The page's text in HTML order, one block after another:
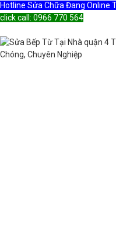
Hotline Sửa Chữa Đang Online
click call: 0966 770 564